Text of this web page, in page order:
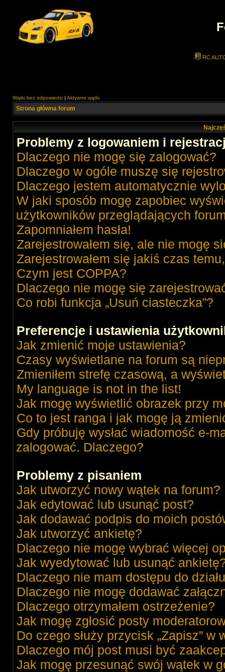
RC
Wątki bez odpowiedzi | Aktywne wątki
Strona główna forum
Problemy z logowaniem i
Dlaczego nie mogę się zalogować?
Dlaczego w ogóle muszę się
Dlaczego jestem automatycznie
W jaki sposób mogę zapobiec
użytkowników przeglądających
Zapomniałem hasła!
Zarejestrowałem się, ale nie mogę
Zarejestrowałem się jakiś czas
Czym jest COPPA?
Dlaczego nie mogę się
Co robi funkcja „Usuń ciasteczka”?
Preferencje i ustawienia
Jak zmienić moje ustawienia?
Czasy wyświetlane na forum są
Zmieniłem strefę czasową, a
My language is not in the list!
Jak mogę wyświetlić obrazek przy
Co to jest ranga i jak mogę ją
Gdy próbuję wysłać wiadomość e-
zalogować. Dlaczego?
Problemy z pisaniem
Jak utworzyć nowy wątek na forum?
Jak edytować lub usunąć post?
Jak dodawać podpis do moich
Jak utworzyć ankietę?
Dlaczego nie mogę wybrać więcej
Jak wyedytować lub usunąć
Dlaczego nie mam dostępu do
Dlaczego nie mogę dodawać
Dlaczego otrzymałem ostrzeżenie?
Jak mogę zgłosić posty
Do czego służy przycisk „Zapisz”
Dlaczego mój post musi być
Jak mogę przesunąć swój wątek w